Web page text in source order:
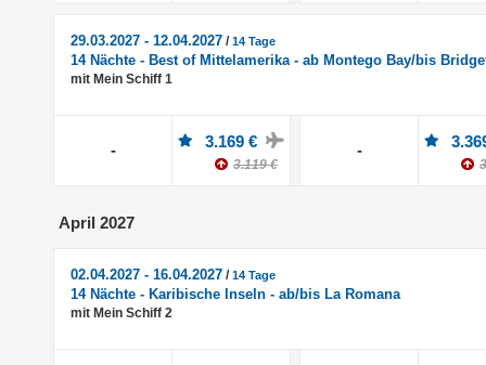
29.03.2027 - 12.04.2027 /14 Tage
14 Nächte - Best of Mittelamerika - ab Montego Bay/bis
mit Mein Schiff 1
- 3.169 €
3.119 €
-
April 2027
02.04.2027 - 16.04.2027 /14 Tage
14 Nächte - Karibische Inseln - ab/bis La Romana
mit Mein Schiff 2